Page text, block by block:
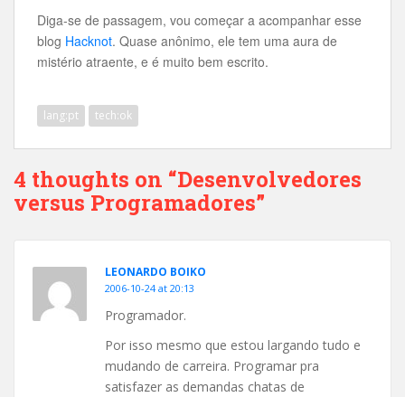
Diga-se de passagem, vou começar a acompanhar esse
blog Hacknot. Quase anônimo, ele tem uma aura de
mistério atraente, e é muito bem escrito.
lang:pt tech:ok
4 thoughts on “Desenvolvedores
versus Programadores”
LEONARDO BOIKO
2006-10-24 at 20:13
Programador.
Por isso mesmo que estou largando tudo e
mudando de carreira. Programar pra
satisfazer as demandas chatas de